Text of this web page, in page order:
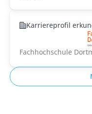
Karriereprofil
Fachhochschule